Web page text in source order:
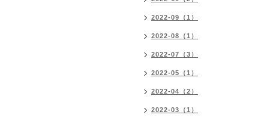
2022-09（1）
2022-08（1）
2022-07（3）
2022-05（1）
2022-04（2）
2022-03（1）